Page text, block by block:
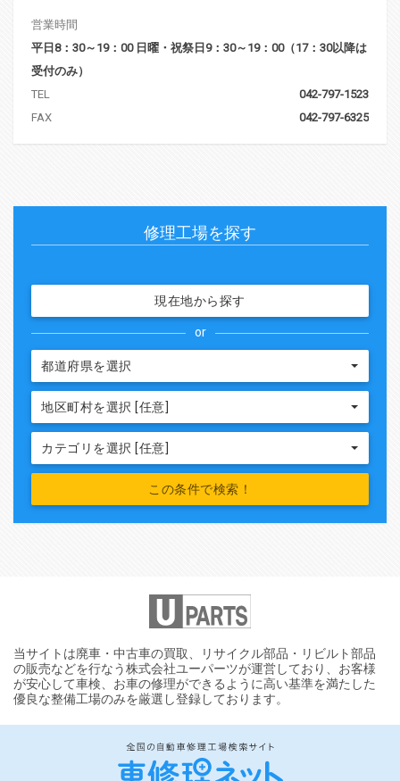
営業時間
平日8：30～19：00 日曜・祝祭日9：30～19：00（17：30以降は
受付のみ）
TEL
042-797-1523
FAX
042-797-6325
修理工場を探す
現在地から探す
or
都道府県を選択
地区町村を選択 [任意]
カテゴリを選択 [任意]
当サイトは廃車・中古車の買取、リサイクル部品・リビルト部品
の販売などを行なう株式会社ユーパーツが運営しており、お客様
が安心して車検、お車の修理ができるように高い基準を満たした
優良な整備工場のみを厳選し登録しております。